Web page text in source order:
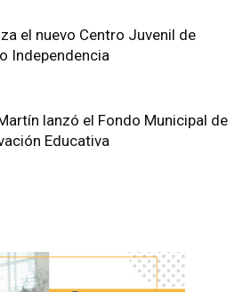
el nuevo Centro Juvenil de
Independencia
lanzó el Fondo Municipal de
Educativa